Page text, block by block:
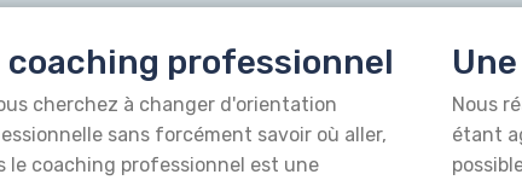
coaching professionnel
cherchez à changer d'orientation
sans forcément savoir où aller,
le coaching professionnel est une
Nous
étant